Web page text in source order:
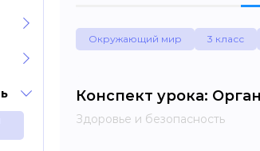
Окружающий мир 3 класс
Конспект урока:
Здоровье и безопасность